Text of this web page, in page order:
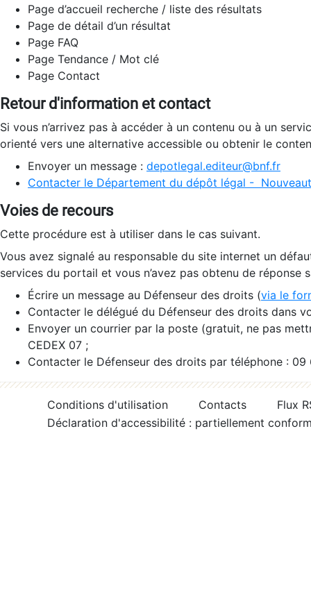
Page d’accueil recherche / liste des résultats
Page de détail d’un résultat
Page FAQ
Page Tendance / Mot clé
Page Contact
Retour d'information et contact
Si vous n’arrivez pas à accéder à un contenu ou à un
orienté vers une alternative accessible ou obtenir le
Envoyer un message : depotlegal.editeur@bnf.fr
Contacter le Département du dépôt légal -
Voies de recours
Cette procédure est à utiliser dans le cas suivant.
Vous avez signalé au responsable du site internet un
services du portail et vous n’avez pas obtenu de réponse
Écrire un message au Défenseur des droits (via le
Contacter le délégué du Défenseur des droits dans
Envoyer un courrier par la poste (gratuit, ne pas
CEDEX 07 ;
Contacter le Défenseur des droits par téléphone :
Conditions d'utilisation Contacts
Flux
Déclaration d'accessibilité : partiellement